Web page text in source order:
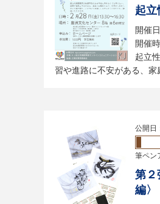
起立
開催
開催
起立
習や進路に不安がある、家
公開日
筆ペン
第２
編〉